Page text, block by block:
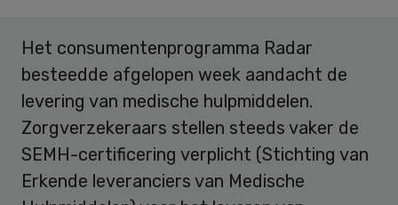
Het consumentenprogramma Radar
besteedde afgelopen week aandacht de
levering van medische hulpmiddelen.
Zorgverzekeraars stellen steeds vaker de
SEMH-certificering verplicht (Stichting van
Erkende leveranciers van Medische